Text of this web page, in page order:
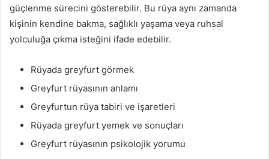
güçlenme sürecini gösterebilir. Bu rüya aynı zamanda
kişinin kendine bakma, sağlıklı yaşama veya ruhsal
yolculuğa çıkma isteğini ifade edebilir.
Rüyada greyfurt görmek
Greyfurt rüyasının anlamı
Greyfurtun rüya tabiri ve işaretleri
Rüyada greyfurt yemek ve sonuçları
Greyfurt rüyasının psikolojik yorumu